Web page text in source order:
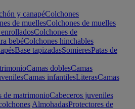
y canapéColchones
de muellesColchones de muelles
Colchones de
bebéColchones hinchables
Base tapizadasSomieresPatas de
Camas doblesCamas
Camas infantilesLiterasCamas
de matrimonioCabeceros juveniles
AlmohadasProtectores de